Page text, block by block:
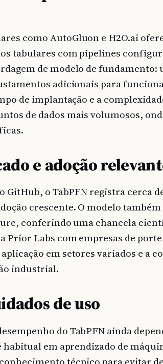
como AutoGluon e H2O.ai
tabulares com pipelines
de modelo de fundamento:
adicionais para
de implantação e a
de dados mais volumosos,
e adoção
GitHub, o TabPFN registra cerca
crescente. O modelo
conferindo uma chancela
Prior Labs com empresas de
em setores variados e a
industrial.
de uso
do TabPFN ainda
habitual em aprendizado de
técnico para evitar